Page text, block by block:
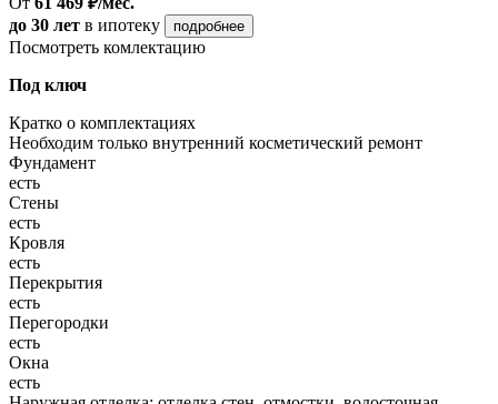
до 30 лет в ипотеку подробнее
Посмотреть комлектацию
Под ключ
Кратко о комплектациях
Необходим только внутренний косметический ремонт
Фундамент
есть
Стены
есть
Кровля
есть
Перекрытия
есть
Перегородки
есть
Окна
есть